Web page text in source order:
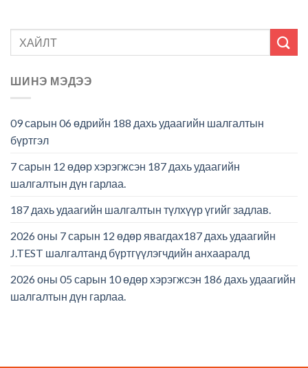
ШИНЭ МЭДЭЭ
09 сарын 06 өдрийн 188 дахь удаагийн шалгалтын
бүртгэл
7 сарын 12 өдөр хэрэгжсэн 187 дахь удаагийн
шалгалтын дүн гарлаа.
187 дахь удаагийн шалгалтын түлхүүр үгийг задлав.
2026 оны 7 сарын 12 өдөр явагдах187 дахь удаагийн
J.TEST шалгалтанд бүртгүүлэгчдийн анхааралд
2026 оны 05 сарын 10 өдөр хэрэгжсэн 186 дахь удаагийн
шалгалтын дүн гарлаа.